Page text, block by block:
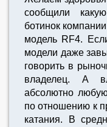
сообщили
ботинок
модель RF4.
модели даже
говорить в
владелец. А
абсолютно
по отношению к
катания. В